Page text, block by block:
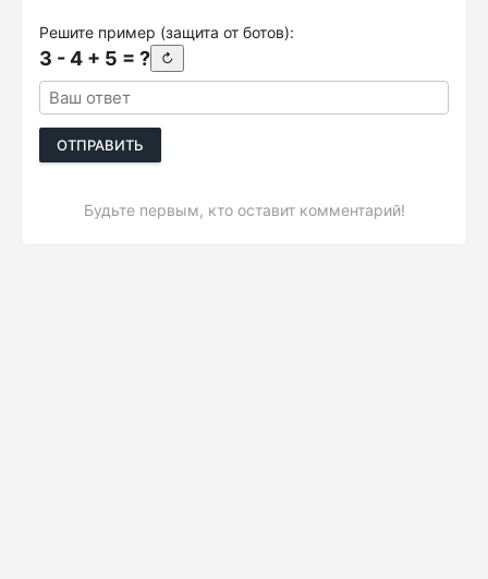
Решите пример (защита от ботов):
3 - 4 + 5 = ? ↻
ОТПРАВИТЬ
Будьте первым, кто оставит комментарий!